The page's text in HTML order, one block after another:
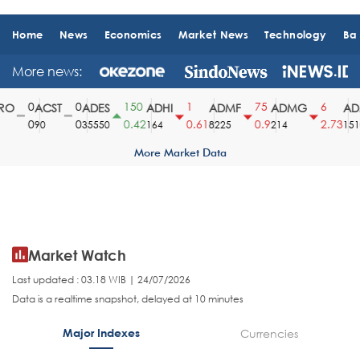
Home News Economics Market News Technology
More news:
ACST
90
ADES
35550
150
0.42
ADHI
164
0.61
ADMF
8225
75
0.9
ADMG
214
2.731510
More Market Data
Market Watch
Last updated : 03.18 WIB | 24/07/2026
Data is a realtime snapshot, delayed at 10 minutes
Major Indexes Currencies